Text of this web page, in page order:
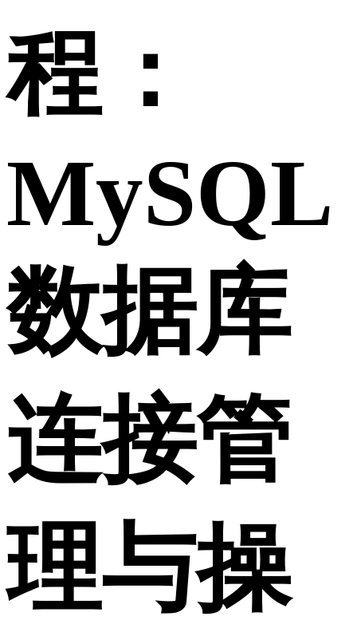
程：
MySQL
数据库
连接管
理与操